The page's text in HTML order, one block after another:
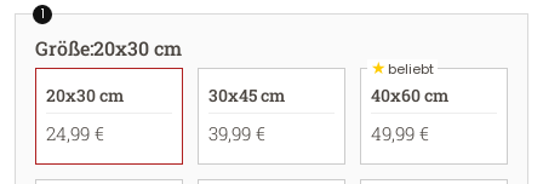
1
Größe:20x30 cm
20x30 cm
24,99 €
30x45 cm
39,99 €
★beliebt
40x60 cm
49,99 €